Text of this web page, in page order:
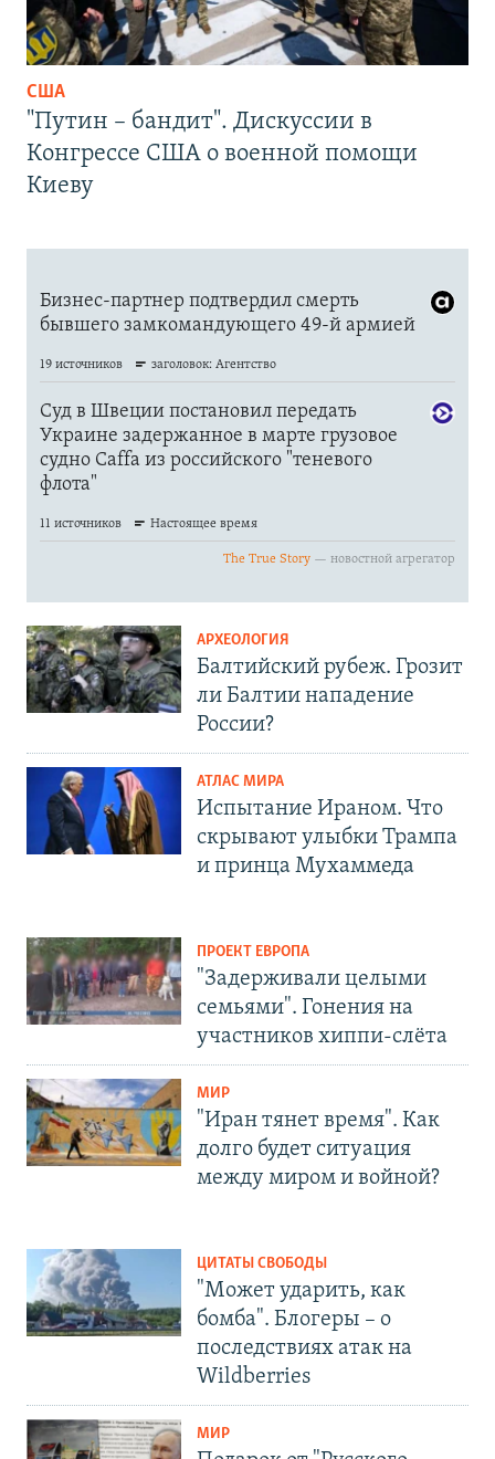
США
"Путин – бандит". Дискуссии в
Конгрессе США о военной помощи
Киеву
АРХЕОЛОГИЯ
Балтийский рубеж. Грозит
ли Балтии нападение
России?
АТЛАС МИРА
Испытание Ираном. Что
скрывают улыбки Трампа
и принца Мухаммеда
ПРОЕКТ ЕВРОПА
"Задерживали целыми
семьями". Гонения на
участников хиппи-слёта
МИР
"Иран тянет время". Как
долго будет ситуация
между миром и войной?
ЦИТАТЫ СВОБОДЫ
"Может ударить, как
бомба". Блогеры – о
последствиях атак на
Wildberries
МИР